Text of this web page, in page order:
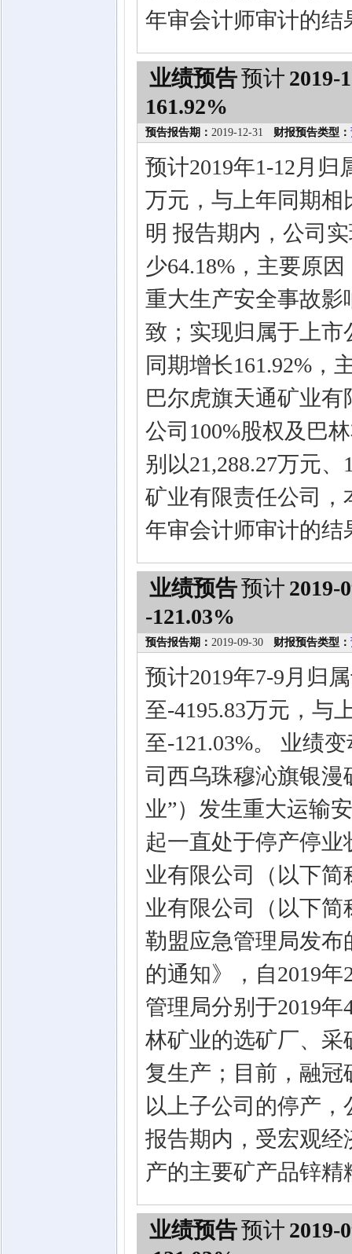
年审会计师审计的结
业绩预告预计 2019-
161.92%
预告报告期： 2019-12-31 财报预告类型：
预计2019年1-12月归
万元，与上年同期相
明 报告期内，公司
少64.18%，主要原
重大生产安全事故
致；实现归属于上市
同期增长161.92%，
巴尔虎旗天通矿业
公司100%股权及巴
别以21,288.27万元
矿业有限责任公司，
年审会计师审计的结
业绩预告预计 2019-
-121.03%
预告报告期： 2019-09-30 财报预告类型：
预计2019年7-9月归
至-4195.83万元，与
至-121.03%。 业绩
司西乌珠穆沁旗银漫
业”）发生重大运输
起一直处于停产停
业有限公司（以下简
业有限公司（以下简
勒盟应急管理局发
的通知》，自2019
管理局分别于2019
林矿业的选矿厂、
复生产；目前，融
以上子公司的停产
报告期内，受宏观
产的主要矿产品锌
业绩预告预计 2019-